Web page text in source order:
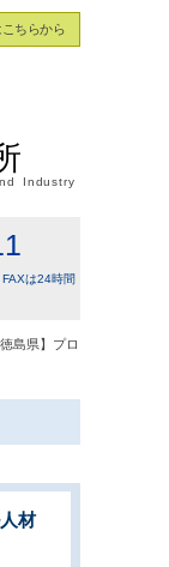
こちらから
Industry
は24時間
島県】プロ
材